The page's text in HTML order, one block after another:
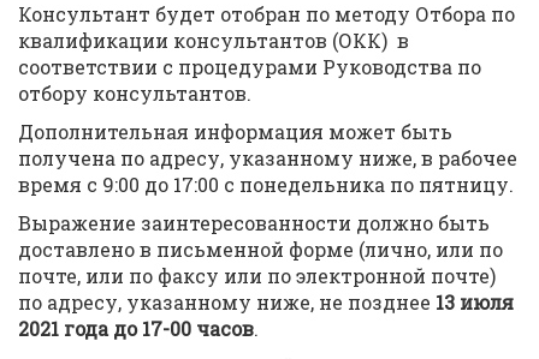
Консультант будет отобран по методу Отбора по
квалификации консультантов (ОКК) в
соответствии с процедурами Руководства по
отбору консультантов.
Дополнительная информация может быть
получена по адресу, указанному ниже, в рабочее
время с 9:00 до 17:00 с понедельника по пятницу.
Выражение заинтересованности должно быть
доставлено в письменной форме (лично, или по
почте, или по факсу или по электронной почте)
по адресу, указанному ниже, не позднее 13 июля
2021 года до 17-00 часов.